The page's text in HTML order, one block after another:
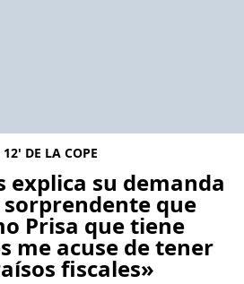
DE LA COPE
explica su demanda
sorprendente que
Prisa que tiene
me acuse de tener
fiscales»